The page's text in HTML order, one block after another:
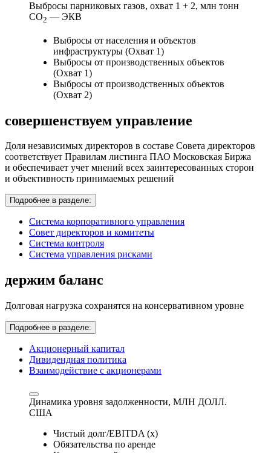
Выбросы парниковых газов, охват 1 + 2, млн тонн
СО2 — ЭКВ
Выбросы от населения и объектов
инфраструктуры (Охват 1)
Выбросы от производственных объектов
(Охват 1)
Выбросы от производственных объектов
(Охват 2)
совершенствуем управление
Доля независимых директоров в составе Совета директоров
соответствует Правилам листинга ПАО Московская Биржа
и обеспечивает учет мнений всех заинтересованных сторон
и объективность принимаемых решений
Подробнее в разделе:
Система корпоративного управления
Совет директоров и комитеты
Система контроля
Система управления рисками
держим баланс
Долговая нагрузка сохранятся на консервативном уровне
Подробнее в разделе:
Акционерный капитал
Дивидендная политика
Взаимодействие с акционерами
Динамика уровня задолженности, МЛН ДОЛЛ.
США
Чистый долг/EBITDA (x)
Обязательства по аренде